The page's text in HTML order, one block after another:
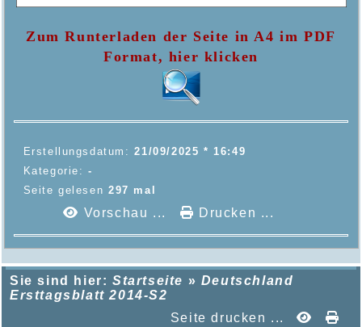
Zum Runterladen der Seite in A4 im PDF
Format, hier klicken
Erstellungsdatum:21/09/2025 * 16:49
Kategorie:-
Seite gelesen 297 mal
Vorschau ... Drucken ...
Sie sind hier: Startseite » Deutschland
Ersttagsblatt 2014-S2
Seite drucken ...